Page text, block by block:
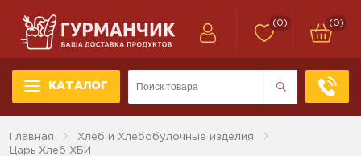
КАТАЛОГ
(0) (0)
Главная
Хлеб и Хлебобулочные изделия
Царь Хлеб ХБИ